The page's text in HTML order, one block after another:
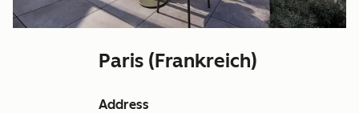
Paris (Frankreich)
Address